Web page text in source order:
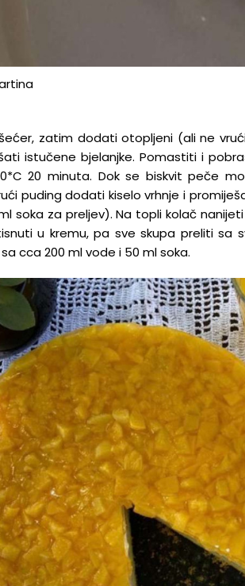
zatim dodati otopljeni (ali ne
istučene bjelanjke. Pomastiti i
20 minuta. Dok se biskvit peče
puding dodati kiselo vrhnje i
soka za preljev). Na topli kolač
u kremu, pa sve skupa preliti sa
cca 200 ml vode i 50 ml soka.